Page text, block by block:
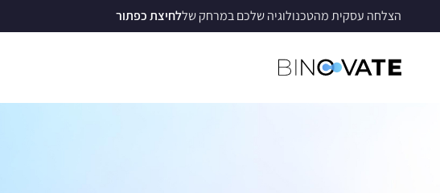
הצלחה עסקית מהטכנולוגיה שלכם במרחק שללחיצת כפתור